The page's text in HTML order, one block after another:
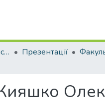
Атестаційні роботи магістрів Презентації